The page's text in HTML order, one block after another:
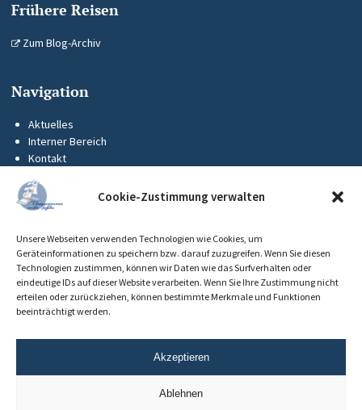
Cookie-Zustimmung verwalten
Unsere Webseiten verwenden Technologien wie Cookies, um
Geräteinformationen zu speichern bzw. darauf zuzugreifen. Wenn Sie diesen
Technologien zustimmen, können wir Daten wie das Surfverhalten oder
eindeutige IDs auf dieser Website verarbeiten. Wenn Sie Ihre Zustimmung nicht
erteilen oder zurückziehen, können bestimmte Merkmale und Funktionen
beeinträchtigt werden.
Akzeptieren
Ablehnen
Frühere Reisen
Zum Blog-Archiv
Navigation
Aktuelles
Interner Bereich
Kontakt
Impressum
Datenschutz
Cookie-Richtlinie (EU)